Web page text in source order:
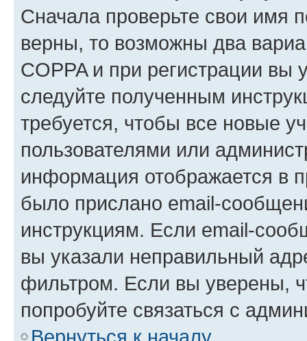
Сначала проверьте свои имя
верны, то возможны два
COPPA и при регистрации вы
следуйте полученным
требуется, чтобы все новые
пользователями или
информация отображается в
было прислано email-
инструкциям. Если email-
вы указали неправильный
фильтром. Если вы уверены,
попробуйте связаться с
Вернуться к началу